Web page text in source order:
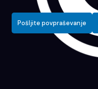
Pošljite povpraševanje